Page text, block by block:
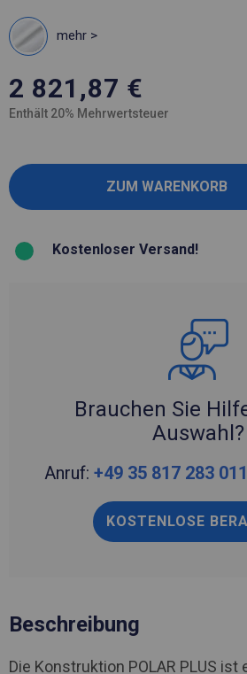
mehr >
2 821,87 €
Enthält 20% Mehrwertsteuer
Kostenloser Versand!
Brauchen Sie
Auswahl?
Anruf: +49 35 817 283 011
KOSTENLOSE
Beschreibung
Die Konstruktion POLAR PLUS ist